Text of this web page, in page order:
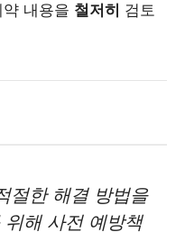
내용을 철저히 검토
절한 해결 방법을
해 사전 예방책